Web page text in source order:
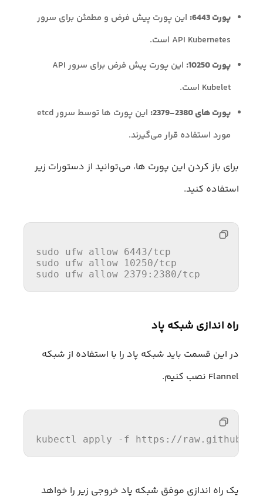
پورت 6443:
این پورت پیش فرض و مطمئن برای سرور
API Kubernetes است.
پورت 10250:
این پورت پیش فرض برای سرور API
Kubelet است.
پورت های 2380-2379:
این پورت ها توسط سرور etcd
مورد استفاده قرار می‌گیرند.
برای باز کردن این پورت ها، می‌توانید از دستورات زیر
استفاده کنید.
sudo ufw allow 6443
sudo ufw allow 10250
sudo ufw allow 2379 : 2380/tcp
راه اندازی شبکه پاد
در این قسمت باید شبکه پاد را با استفاده از شبکه
Flannel نصب کنیم.
kubectl apply -f https: //
یک راه اندازی موفق شبکه پاد خروجی زیر را خواهد